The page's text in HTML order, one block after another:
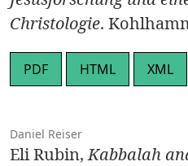
Christologie.
PDF HTML XML
Daniel Reiser
Eli Rubin,Kabbalah